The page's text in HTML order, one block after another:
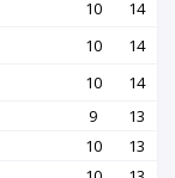
10
14
10
14
10
14
9
13
10
13